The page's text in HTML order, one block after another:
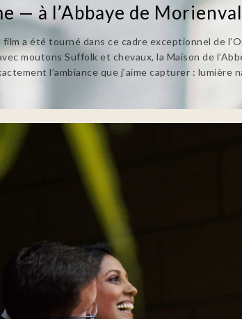
— à l’Abbaye de Morienval
a été tourné dans ce cadre exceptionnel de
moutons Suffolk et chevaux, la Maison de
l’ambiance que j’aime capturer : lumière